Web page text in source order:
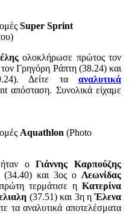
Super Sprint
ολοκλήρωσε πρώτος τον
Γρηγόρη Ράπτη (38.24) και
Δείτε τα αναλυτικά
απόσταση. Συνολικά είχαμε
Aquathlon (Photo
ήταν οΓιάννης Καρπούζης
(34.40) και 3ος ο Λεωνίδας
τερμάτισε η Κατερίνα
(37.51) και 3η ηΈλενα
τα αναλυτικά αποτελέσματα